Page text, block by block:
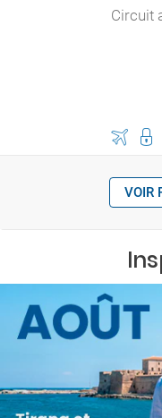
Circuit
VOIR